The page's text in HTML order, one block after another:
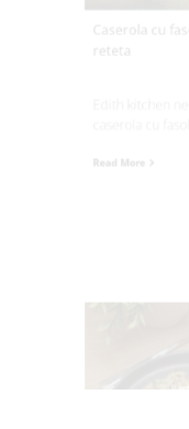
Caserola cu
caserola cu